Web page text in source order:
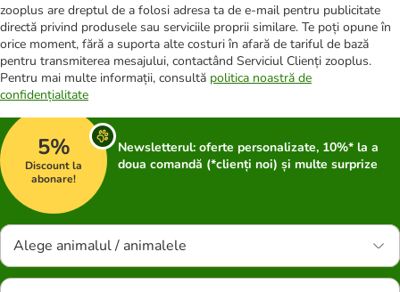
zooplus are dreptul de a folosi adresa ta de e-mail pentru publicitate
directă privind produsele sau serviciile proprii similare. Te poți opune în
orice moment, fără a suporta alte costuri în afară de tariful de bază
pentru transmiterea mesajului, contactând Serviciul Clienți zooplus.
Pentru mai multe informații, consultă politica noastră de
confidențialitate
5%
Discount la
abonare!
Newsletterul: oferte personalizate, 10%* la a
doua comandă (*clienți noi) și multe surprize
Alege animalul / animalele